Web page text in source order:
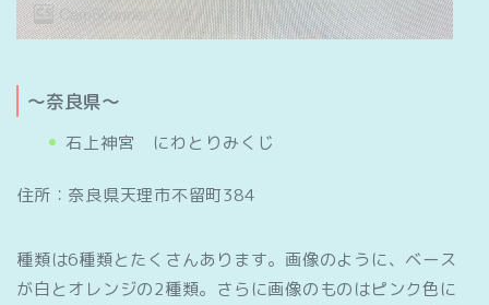
～奈良県～
石上神宮 にわとりみくじ
住所：奈良県天理市不留町384
種類は6種類とたくさんあります。画像のように、ベース
が白とオレンジの2種類。さらに画像のものはピンク色に